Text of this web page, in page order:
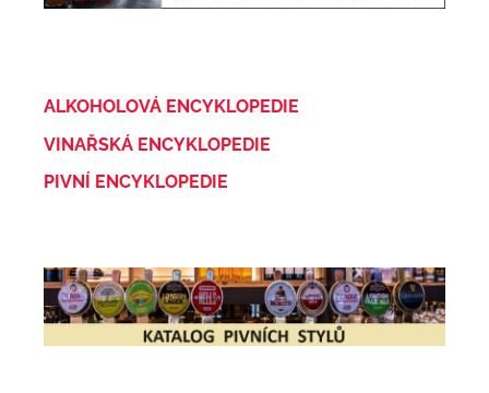
ALKOHOLOVÁ ENCYKLOPEDIE
VINAŘSKÁ ENCYKLOPEDIE
PIVNÍ ENCYKLOPEDIE